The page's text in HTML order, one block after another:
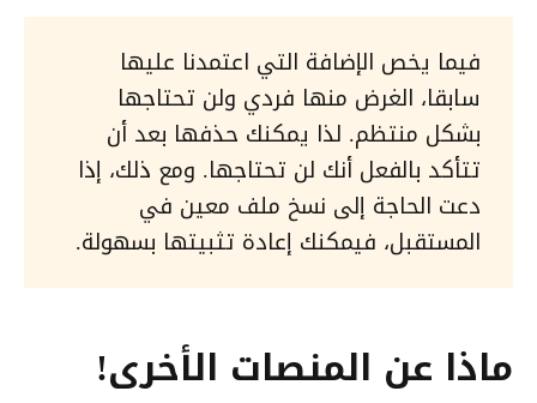
فيما يخص الإضافة التي اعتمدنا عليها
سابقا، الغرض منها فردي ولن تحتاجها
بشكل منتظم. لذا يمكنك حذفها بعد أن
تتأكد بالفعل أنك لن تحتاجها. ومع ذلك، إذا
دعت الحاجة إلى نسخ ملف معين في
المستقبل، فيمكنك إعادة تثبيتها بسهولة.
ماذا عن المنصات الأخرى!